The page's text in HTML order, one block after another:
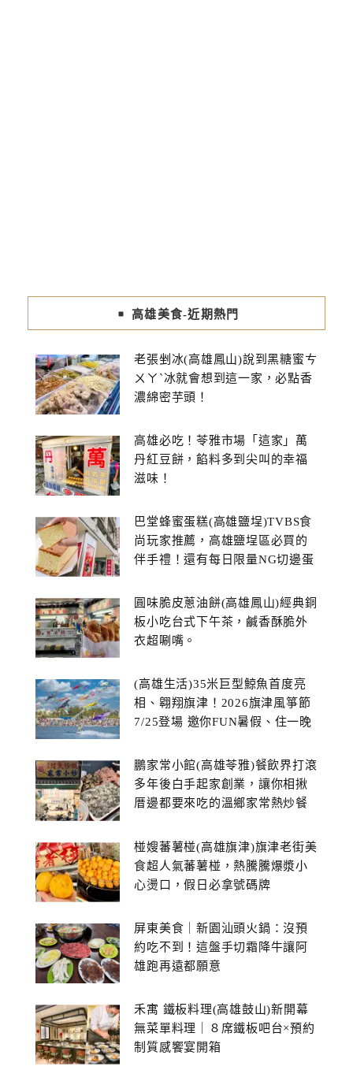
高雄美食-近期熱門
老張剉冰(高雄鳳山)說到黑糖蜜ㄘ
ㄨㄚˋ冰就會想到這一家，必點香
濃綿密芋頭！
高雄必吃！苓雅市場「這家」萬
丹紅豆餅，餡料多到尖叫的幸福
滋味！
巴堂蜂蜜蛋糕(高雄鹽埕)TVBS食
尚玩家推薦，高雄鹽埕區必買的
伴手禮！還有每日限量NG切邊蛋
圓味脆皮蔥油餅(高雄鳳山)經典銅
板小吃台式下午茶，鹹香酥脆外
衣超唰嘴。
(高雄生活)35米巨型鯨魚首度亮
相、翱翔旗津！2026旗津風箏節
7/25登場 邀你FUN暑假、住一晚
鵬家常小館(高雄苓雅)餐飲界打滾
多年後白手起家創業，讓你相揪
厝邊都要來吃的溫鄉家常熱炒餐
椪嫂蕃薯椪(高雄旗津)旗津老街美
食超人氣蕃薯椪，熱騰騰爆漿小
心燙口，假日必拿號碼牌
屏東美食｜新園汕頭火鍋：沒預
約吃不到！這盤手切霜降牛讓阿
雄跑再遠都願意
禾寓 鐵板料理(高雄鼓山)新開幕
無菜單料理｜８席鐵板吧台×預約
制質感饗宴開箱